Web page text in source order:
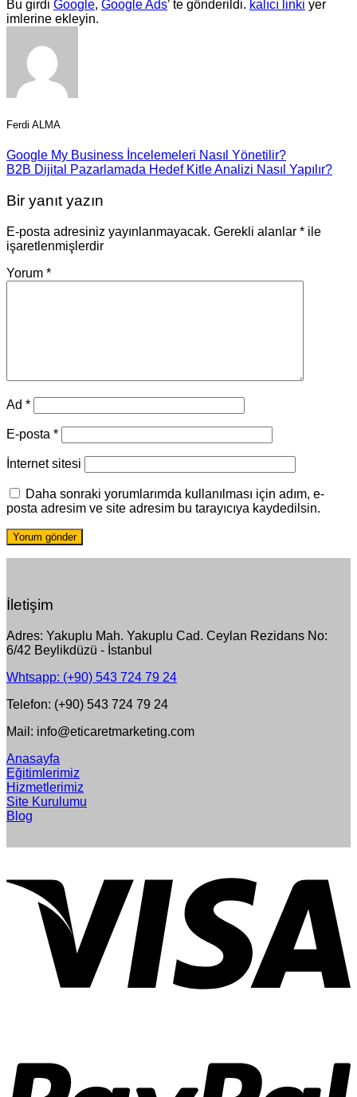
Bu girdi Google, Google Ads’ te gönderildi. kalıcı linki yer
imlerine ekleyin.
Ferdi ALMA
Google My Business İncelemeleri Nasıl Yönetilir?
B2B Dijital Pazarlamada Hedef Kitle Analizi Nasıl Yapılır?
Bir yanıt yazın
E-posta adresiniz yayınlanmayacak. Gerekli alanlar * ile
işaretlenmişlerdir
Yorum *
Ad *
E-posta *
İnternet sitesi
Daha sonraki yorumlarımda kullanılması için adım, e-
posta adresim ve site adresim bu tarayıcıya kaydedilsin.
İletişim
Adres: Yakuplu Mah. Yakuplu Cad. Ceylan Rezidans No:
6/42 Beylikdüzü - İstanbul
Whtsapp: (+90) 543 724 79 24
Telefon: (+90) 543 724 79 24
Mail: info@eticaretmarketing.com
Anasayfa
Eğitimlerimiz
Hizmetlerimiz
Site Kurulumu
Blog